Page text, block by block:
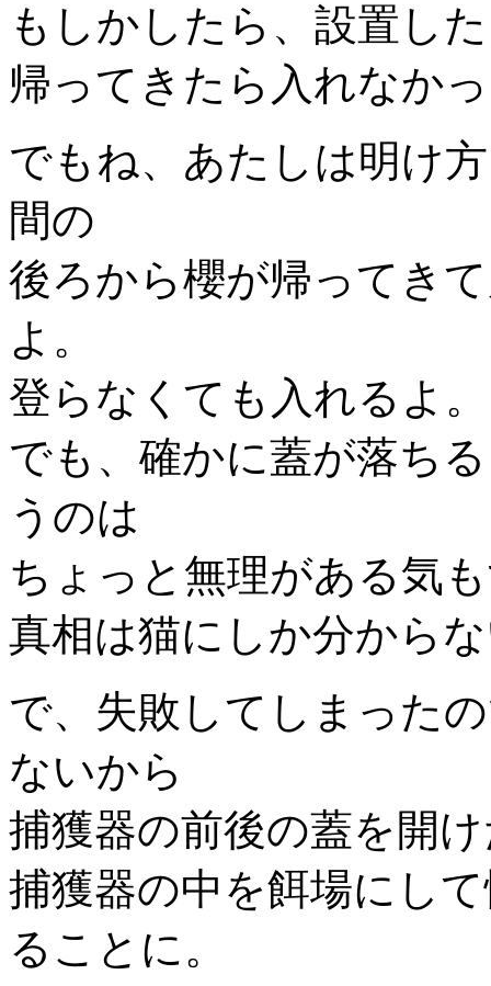
もしかしたら、設置し
帰ってきたら入れなか
でもね、あたしは明け
間の
後ろから櫻が帰ってき
よ。
登らなくても入れるよ。
でも、確かに蓋が落ち
うのは
ちょっと無理がある気
真相は猫にしか分から
で、失敗してしまった
ないから
捕獲器の前後の蓋を開
捕獲器の中を餌場にし
ることに。